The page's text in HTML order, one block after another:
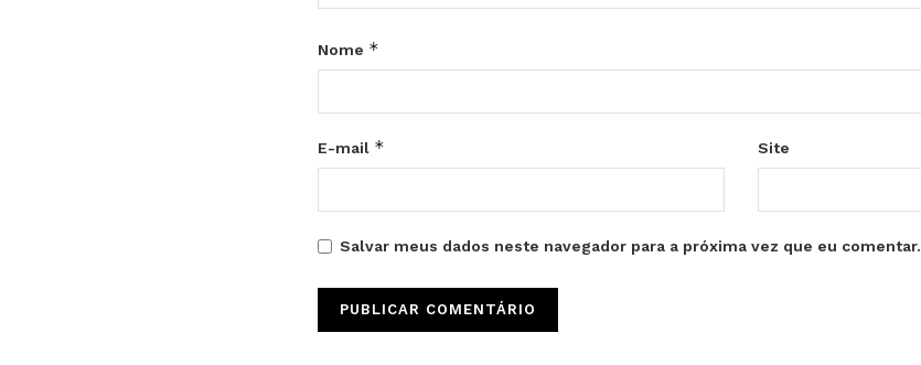
Nome *
E-mail * Site
Salvar meus dados neste navegador para a próxima vez que eu comentar.